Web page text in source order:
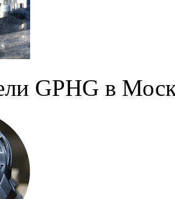
GPHG в